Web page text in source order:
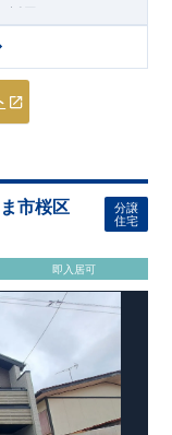
用）
した敷地計画で
​陽当たりよく開放
洋室2部屋にウォー
ス料
ニタリーirodori
市桜区
分譲
住宅
即入居可